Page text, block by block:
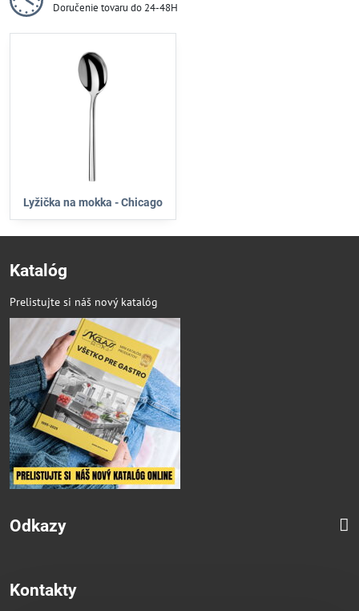
Doručenie tovaru do 24-48H
Lyžička na mokka - Chicago
Katalóg
Prelistujte si náš nový katalóg
Odkazy
Kontakty